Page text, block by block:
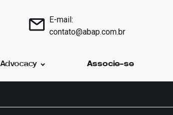
E-mail:
contato@abap.com.br
Advocacy Associe-se